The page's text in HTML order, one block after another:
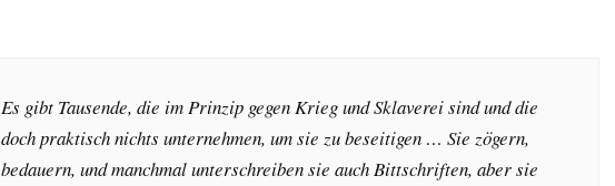
Es gibt Tausende, die im Prinzip gegen Krieg und Sklaverei sind und die
doch praktisch nichts unternehmen, um sie zu beseitigen … Sie zögern,
bedauern, und manchmal unterschreiben sie auch Bittschriften, aber sie